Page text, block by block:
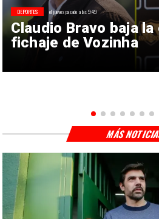
Claudio Bravo baja
fichaje de Vozinha
DEPORTES el jueves pasado a las 9:49
MÁS